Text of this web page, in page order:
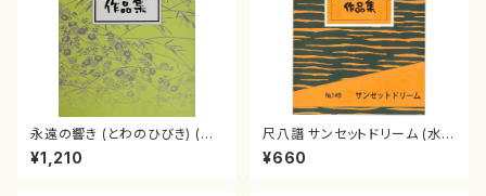
永遠の響き (とわのひびき) (菊
重精峰/楽譜）
¥1,210
尺八譜 サンセットドリーム (水野
利彦/楽譜）
¥660